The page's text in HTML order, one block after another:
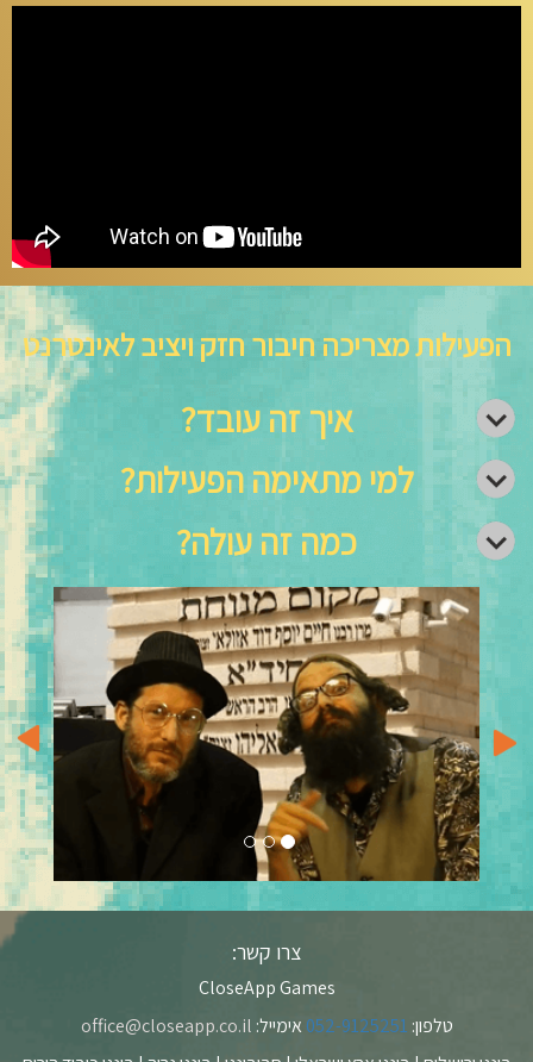
הפעילות מצריכה חיבור חזק ויציב לאינטרנט
איך זה עובד?
למי מתאימה הפעילות?
כמה זה עולה?
Next
צרו קשר:
CloseApp Games
טלפון:052-9125251אימייל:office@closeapp.co.il